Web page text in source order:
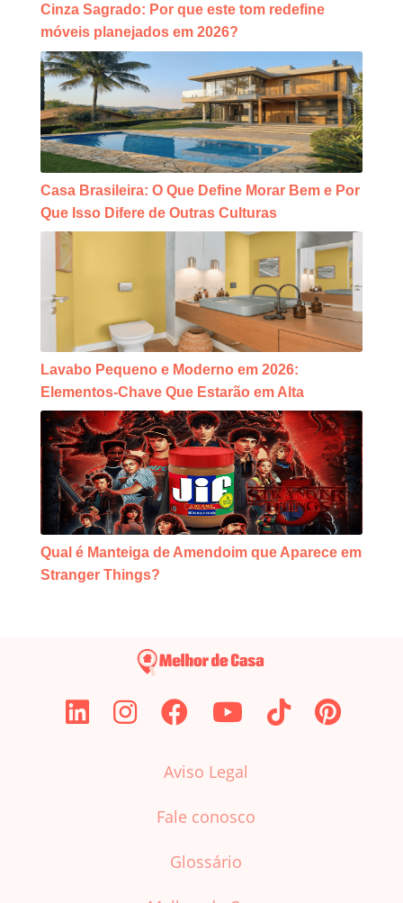
Cinza Sagrado: Por que este tom redefine
móveis planejados em 2026?
Casa Brasileira: O Que Define Morar Bem e Por
Que Isso Difere de Outras Culturas
Lavabo Pequeno e Moderno em 2026:
Elementos-Chave Que Estarão em Alta
Qual é Manteiga de Amendoim que Aparece em
Stranger Things?
Aviso Legal
Fale conosco
Glossário